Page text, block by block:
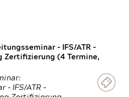
- IFS/ATR -
Zertifizierung (4 Termine,
- IFS/ATR -